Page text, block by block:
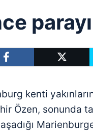
kenti
Özen, sonunda